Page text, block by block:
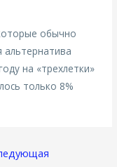
обычно
альтернатива
на «трехлетки»
только 8%